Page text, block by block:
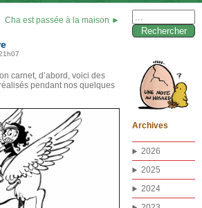
Cha est passée à la maison ►
carnet, d’abord, voici des
pendant nos quelques
Archives
2026
2025
2024